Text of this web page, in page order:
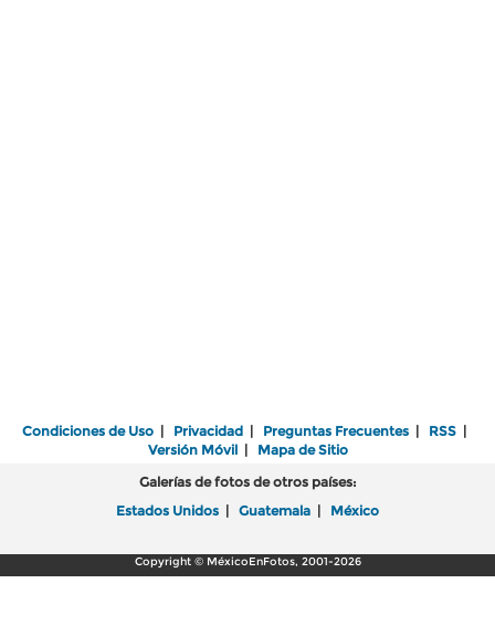
Condiciones de Uso | Privacidad | Preguntas Frecuentes | RSS |
Versión Móvil| Mapa de Sitio
Galerías de fotos de otros países:
Estados Unidos | Guatemala | México
Copyright © MéxicoEnFotos, 2001-2026